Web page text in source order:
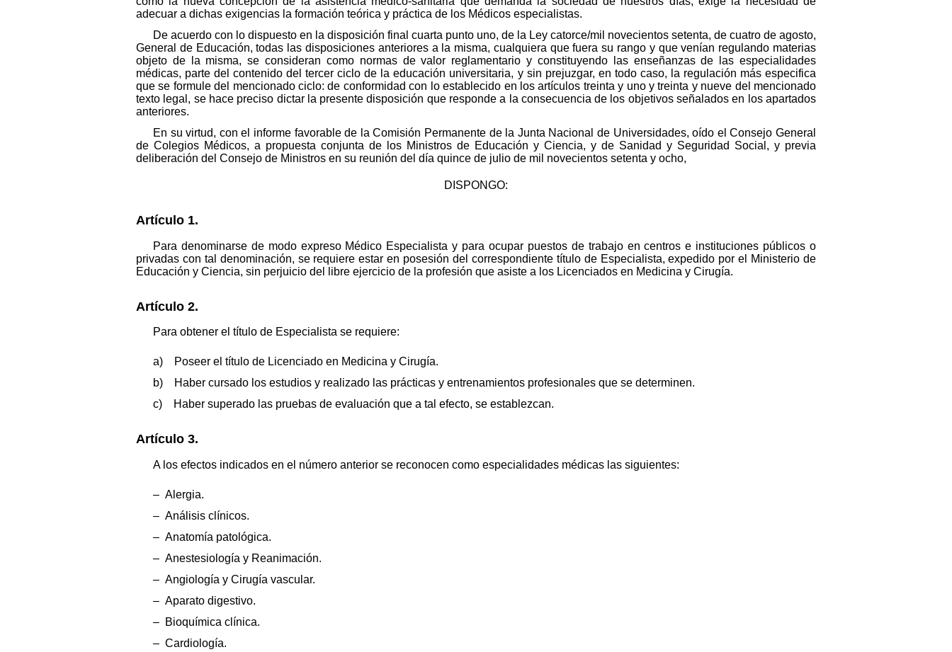
adecuar a dichas exigencias la formación teórica y práctica de los Médicos especialistas.
De acuerdo con lo dispuesto en la disposición final cuarta punto uno, de la Ley catorce/mil novecientos setenta, de cuatro de agosto,
General de Educación, todas las disposiciones anteriores a la misma, cualquiera que fuera su rango y que venían regulando materias
objeto de la misma, se consideran como normas de valor reglamentario y constituyendo las enseñanzas de las especialidades
médicas, parte del contenido del tercer ciclo de la educación universitaria, y sin prejuzgar, en todo caso, la regulación más especifica
que se formule del mencionado ciclo: de conformidad con lo establecido en los artículos treinta y uno y treinta y nueve del mencionado
texto legal, se hace preciso dictar la presente disposición que responde a la consecuencia de los objetivos señalados en los apartados
anteriores.
En su virtud, con el informe favorable de la Comisión Permanente de la Junta Nacional de Universidades, oído el Consejo General
de Colegios Médicos, a propuesta conjunta de los Ministros de Educación y Ciencia, y de Sanidad y Seguridad Social, y previa
deliberación del Consejo de Ministros en su reunión del día quince de julio de mil novecientos setenta y ocho,
DISPONGO:
Artículo 1.
Para denominarse de modo expreso Médico Especialista y para ocupar puestos de trabajo en centros e instituciones públicos o
privadas con tal denominación, se requiere estar en posesión del correspondiente título de Especialista, expedido por el Ministerio de
Educación y Ciencia, sin perjuicio del libre ejercicio de la profesión que asiste a los Licenciados en Medicina y Cirugía.
Artículo 2.
Para obtener el título de Especialista se requiere:
a) Poseer el título de Licenciado en Medicina y Cirugía.
b) Haber cursado los estudios y realizado las prácticas y entrenamientos profesionales que se determinen.
c) Haber superado las pruebas de evaluación que a tal efecto, se establezcan.
Artículo 3.
A los efectos indicados en el número anterior se reconocen como especialidades médicas las siguientes:
– Alergia.
– Análisis clínicos.
– Anatomía patológica.
– Anestesiología y Reanimación.
– Angiología y Cirugía vascular.
– Aparato digestivo.
– Bioquímica clínica.
– Cardiología.